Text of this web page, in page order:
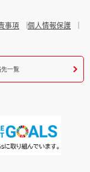
事項
個人情報保護
先一覧